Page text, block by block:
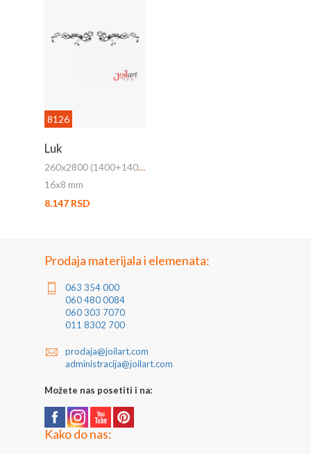
8126
Luk
260x2800 (1400+1400) mm
16x8 mm
8.147 RSD
Prodaja materijala i elemenata:
063 354 000
060 480 0084
060 303 7070
011 8302 700
prodaja@joilart.com
administracija@joilart.com
Možete nas posetiti i na:
Kako do nas: